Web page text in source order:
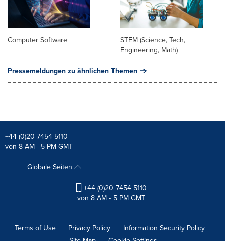
Computer Software
STEM (Science, Tech,
Engineering, Math)
Pressemeldungen zu ähnlichen Themen
+44 (0)20 7454 5110
von 8 AM - 5 PM GMT
Globale Seiten
+44 (0)20 7454 5110
von 8 AM - 5 PM GMT
Terms of Use Privacy Policy
Information Security Policy